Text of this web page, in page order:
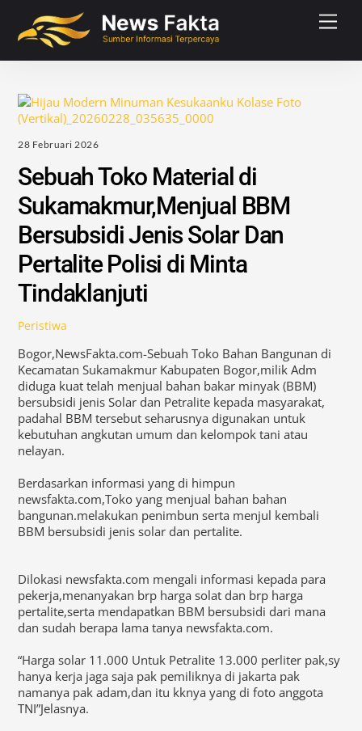
content
28 Februari 2026
Sebuah Toko Material di
Sukamakmur,Menjual BBM
Bersubsidi Jenis Solar Dan
Pertalite Polisi di Minta
Tindaklanjuti
Peristiwa
Bogor,NewsFakta.com-Sebuah Toko Bahan Bangunan di
Kecamatan Sukamakmur Kabupaten Bogor,milik Adm
diduga kuat telah menjual bahan bakar minyak (BBM)
bersubsidi jenis Solar dan Petralite kepada masyarakat,
padahal BBM tersebut seharusnya digunakan untuk
kebutuhan angkutan umum dan kelompok tani atau
nelayan.
Berdasarkan informasi yang di himpun
newsfakta.com,Toko yang menjual bahan bahan
bangunan.melakukan penimbun serta menjul kembali
BBM bersubsidi jenis solar dan pertalite.
Dilokasi newsfakta.com mengali informasi kepada para
pekerja,menanyakan brp harga solat dan brp harga
pertalite,serta mendapatkan BBM bersubsidi dari mana
dan sudah berapa lama tanya newsfakta.com.
“Harga solar 11.000 Untuk Petralite 13.000 perliter pak,sy
hanya kerja jaga saja pak pemiliknya di jakarta pak
namanya pak adam,dan itu kknya yang di foto anggota
TNI”Jelasnya.